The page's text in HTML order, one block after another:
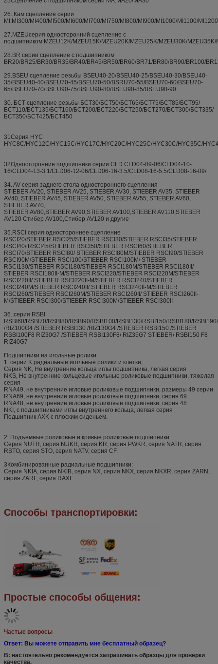
26. Кам сцепление серии
MI:MI300/MI400/MI500/MI600/MI700/MI750/MI800/MI900/MI1000/MI1100/
27.MZEUсерия односторонний сцепление с
подшипником:MZEU12K/MZEU15K/MZEU20K/MZEU25K/MZEU30K/
28.BR серии сцепление с подшипником
BR20/BR25/BR30/BR35/BR40/BR45/BR50/BR60/BR71/BR80/BR90/BR100/
29.BSEU сцепление резьбы BSEU40-20/BSEU40-25/BSEU40-30/BSEU40-
35/BSEU40-40/BSEU70-45/BSEU70-50/BSRU70-55/BSEU70-60/BSEU70-
65/BSEU70-70/BSEU90-75/BSEU90-80/BSEU90-85/BSEU90-90
30. БСТ сцепление резьбы БСТ30/БСТ50/БСТ65/БСТ75/БСТ85/БСТ95/
БСТ110/БСТ135/БСТ160/БСТ200/БСТ220/БСТ250/БСТ270/БСТ300/БСТ335/
БСТ350/БСТ425/БСТ450
31Серия HYC
HYC8C/HYC12C/HYC15C/HYC17C/HYC20C/HYC25C/HYC30C/HYC35C/
32Односторонние подшипники серии CLD CLD04-09-06/CLD04-10-
16/CLD04-13-3.1/CLD06-12-06/CLD06-16-3.5/CLD08-16-5.5/CLD08-16-09/
34. AV серия заднего стола одностороннего сцепления
STIEBER AV20, STIEBER AV25, STIEBER AV30, STIEBER AV35, STIEBER
AV40, STIEBER AV45, STIEBER AV50, STIEBER AV55, STIEBER AV60,
STIEBER AV70;
STIEBER AV80,STIEBER AV90,STIEBER AV100,STIEBER AV110,STIEBER
AV120 Стибер AV100,Стибер AV120 и другие
35.RSCI серия одностороннее сцепление
RSCI20/STIEBER RSCI25/STIEBER RSCI30/STIEBER RSCI35/STIEBER
RSCI40/ RSCI45/STIEBER RSCI50/STIEBER RSCI60/STIEBER
RSCI70/STIEBER RSCI80/ STIEBER RSCI80M/STIEBER RSCI90/STIEBER
RSCI90M/STIEBER RSCI100/STIEBER RSCI100M/ STIEBER
RSCI130/STIEBER RSCI180/STIEBER RSCI180M/STIEBER RSCI180II/
STIEBER RSCI180II-M/STIEBER RSCI220/STIEBER RSCI220M/STIEBER
RSCI220II/ STIEBER RSCI220II-M/STIEBER RSCI240/STIEBER
RSCI240M/STIEBER RSCI240II/ STIEBER RSCI240II-M/STIEBER
RSCI260/STIEBER RSCI260M/STIEBER RSCI260II/ STIEBER RSCI260II-
M/STIEBER RSCI300/STIEBER RSCI300M/STIEBER RSCI300II
36. серия RSBI
RSBI60/RSBI70/RSBI80/RSBI90/RSBI100/RSBI130/RSBI150/RSBI180/
/RIZ100G4 /STIEBER RSBI130 /RIZ130G4 /STIEBER RSBI150 /STIEBER
RSBI100F8 RIZ30G7 /STIEBER RSBI130F8/ RIZ35G7 STIEBER/ RSBI150 F8
RIZ40G7
Подшипники на игольные ролики:
1. серии K радиальные игольные ролики и клетки,
Серия NK, Не внутренние кольца иглы подшипника, легкая серия
NKS, Не внутренние кольцевые игольные роликовые подшипники, тяжелая
серия
RNA49, не внутренние игловые роликовые подшипники, размеры 49 серии
RNA69, не внутренние игловые роликовые подшипники, серия 69
RNA48, не внутренние игловые роликовые подшипники, серия 48
NKI, с подшипниками иглы внутреннего кольца, легкая серия
Подшипник AXK с плоским сиденьем.
2. Подъемные роликовые и кривые роликовые подшипники:
Серия NUTR, серия NUKR, серия KR, серия PWKR, серия NATR, серия
RSTO, серия STO, серия NATV, серия CF.
3Комбинированные радиальные подшипники:
Серия NKIA, серия NKIB, серия NX, серия NKX, серия NKXR, серия ZARN,
серия ZARF, серия RAXF
Способы транспортировки:
Простые способы общения:
Частые вопросы
Ответ: Вы можете отправить мне бесплатный образец?
B: настоятельно рекомендуется запрашивать образцы для проверки
качества.